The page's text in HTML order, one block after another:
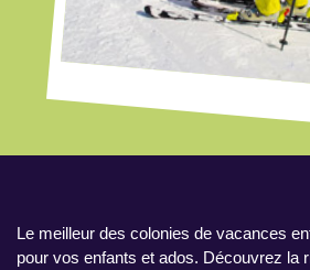
Le meilleur des colonies de vacances
pour vos enfants et ados. Découvrez la